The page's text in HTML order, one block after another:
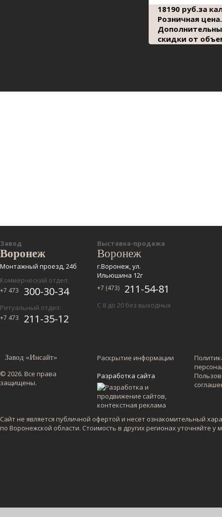
18190 руб.за
Розничная цена.
скидки от
Завод
Воронеж
Монтажный проезд, 24б
Коммерческий отдел:
+7 473 300-30-34
Ритуальный отдел:
+7 473 211-35-12
Выставка-продажа
Воронеж
г.Воронеж, ул.
Ильюшина 12г
+7 (473) 211-54-81
С 8 до 20 без выходных
Завод «Инсайт»
© 2026. Все права
защищены.
Раскрытие информации
Разработка сайта
Сайт не является публичной офертой и несет ознакомительный
по Воронежской области. Стоимость в других регионах уточняйте